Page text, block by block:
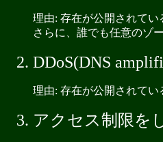
理由: 存在が公開されてい
さらに、誰でも任意のゾ
DDoS(DNS
理由: 存在が公開されてい
アクセス制限を